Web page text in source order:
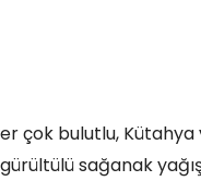
çok bulutlu, Kütahya
sağanak